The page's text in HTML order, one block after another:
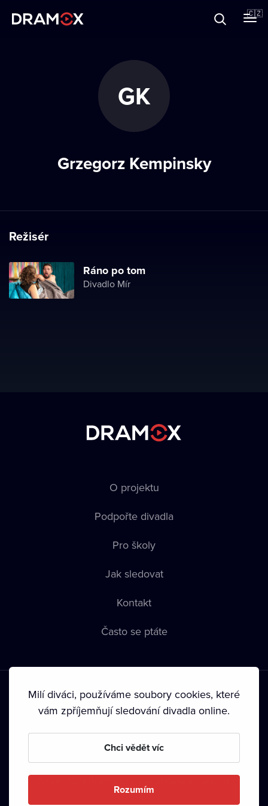
🇨🇿
GK
Grzegorz Kempinsky
Režisér
Ráno po tom
Divadlo Mír
O projektu
Podpořte divadla
Pro školy
Jak sledovat
Kontakt
Často se ptáte
Podmínky používání • Ochrana soukromí • Zásady používání
• Autorská práva•
Milí diváci, používáme soubory cookies, které
vám zpříjemňují sledování divadla online.
Chci vědět víc
Rozumím